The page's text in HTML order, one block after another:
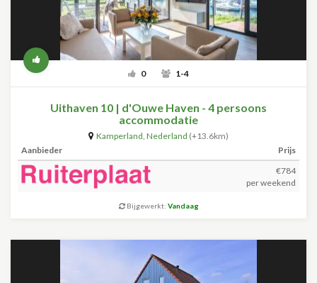
0 1-4
Uithaven 10 | d'Ouwe Haven - 4 persoons
accommodatie
Kamperland, Nederland (+13.6km)
Aanbieder
Prijs
€784
per weekend
Bijgewerkt: Vandaag